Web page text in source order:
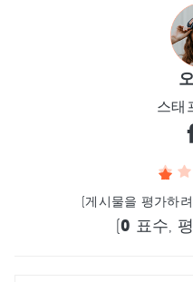
스태
(게시물을 평가하
(0 표수,